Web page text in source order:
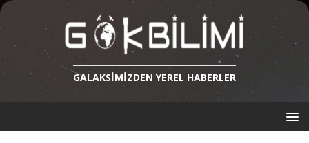
GALAKSIMIZDEN YEREL HABERLER